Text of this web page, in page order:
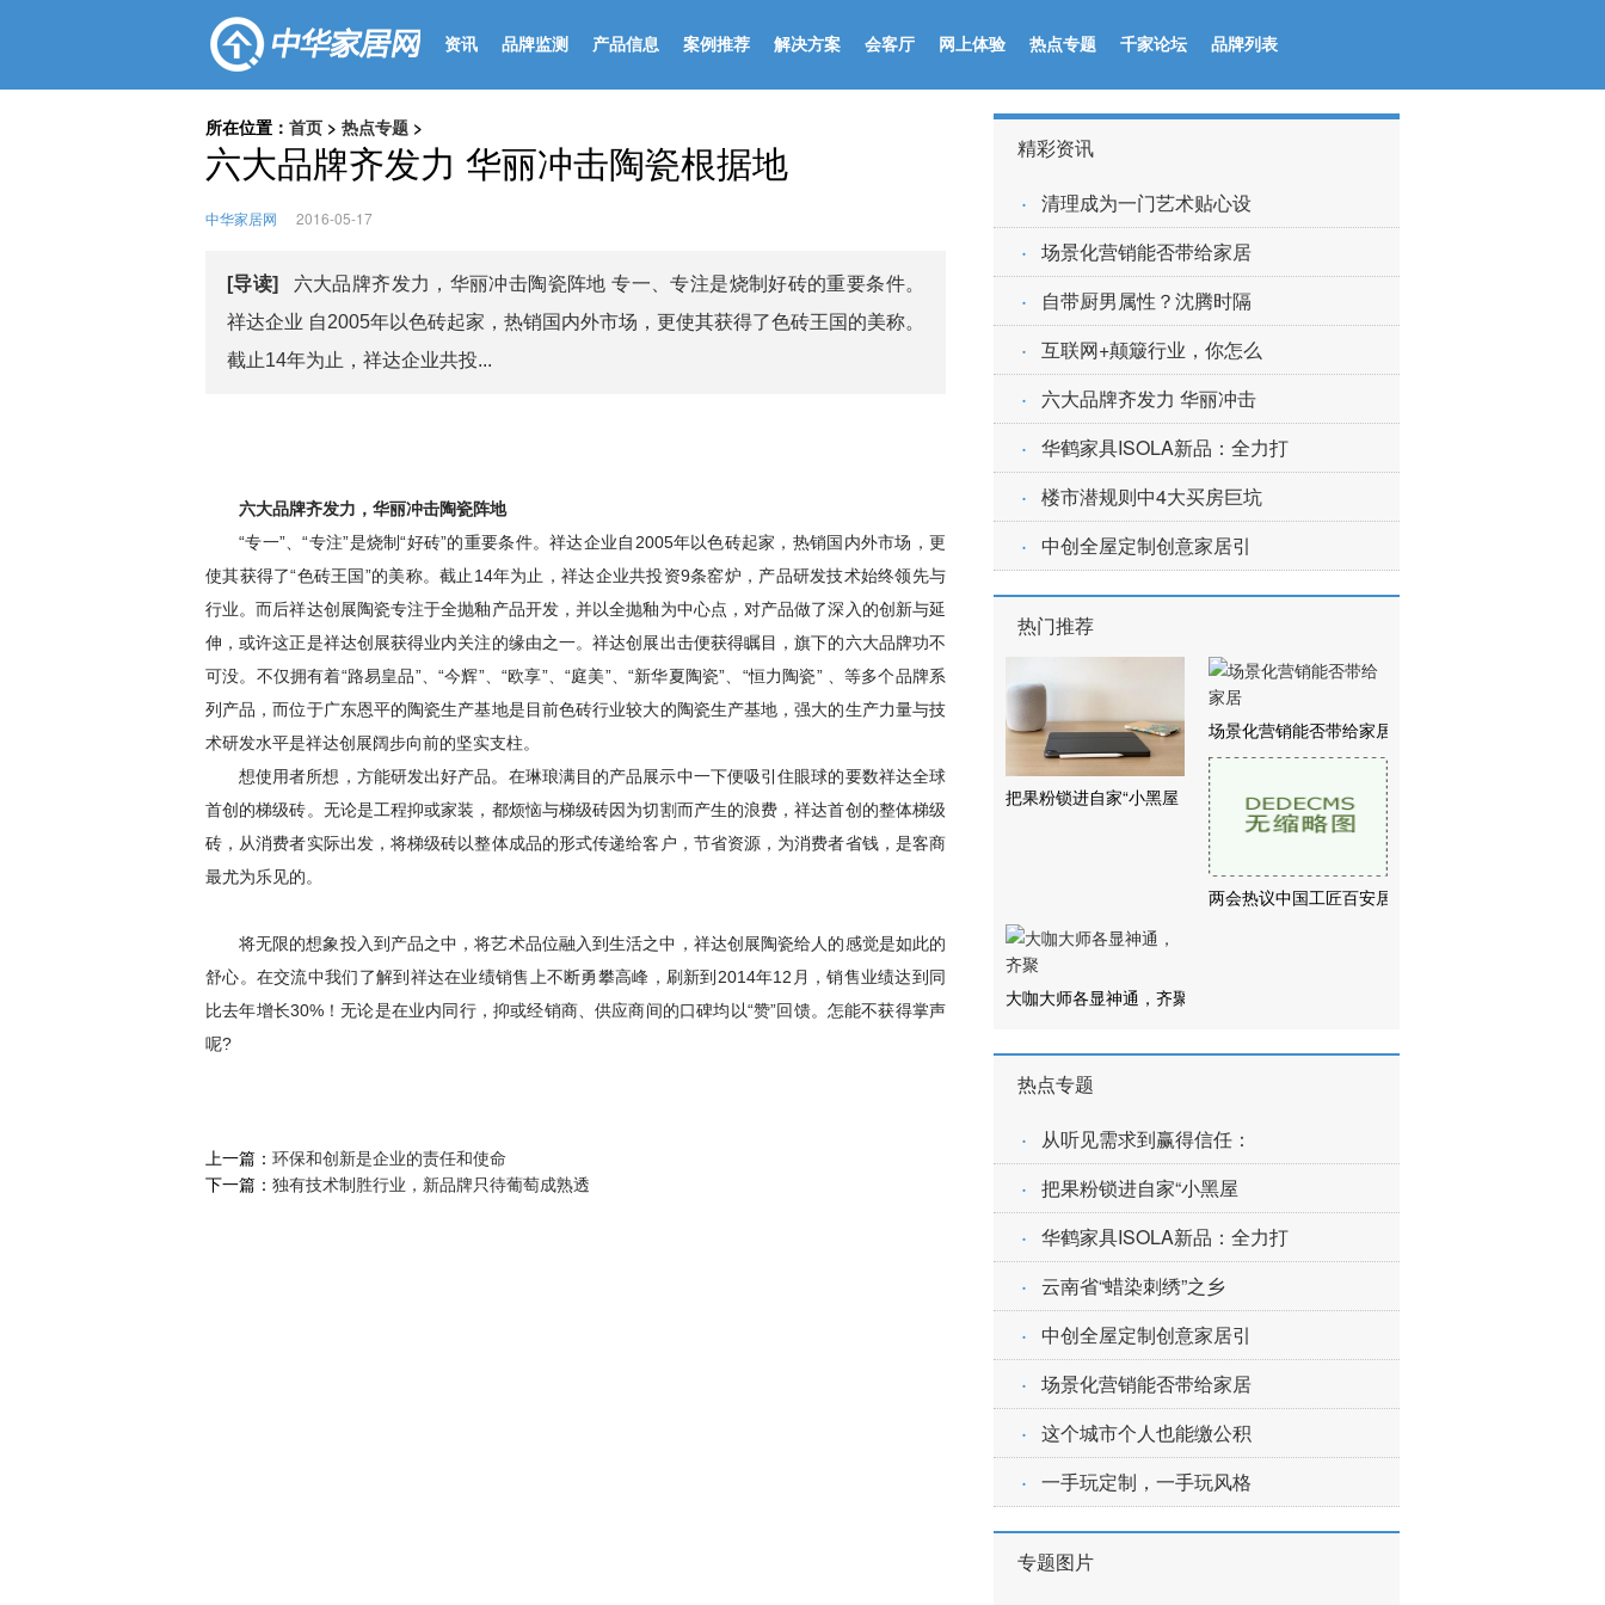
资讯 品牌监测 产品信息 案例推荐 解决方案 会客厅 网上体验 热点专题 千家论坛 品牌列表
所在位置： 首页 > 热点专题 >
六大品牌齐发力 华丽冲击陶瓷根据地
中华家居网 2016-05-17
[导读]
六大品牌齐发力，华丽冲击陶瓷阵地 专一、专注是烧制好砖的重要条件。
祥达企业 自2005年以色砖起家，热销国内外市场，更使其获得了色砖王国的美称。
截止14年为止，祥达企业共投...
六大品牌齐发力，华丽冲击陶瓷阵地
“专一”、“专注”是烧制“好砖”的重要条件。祥达企业自2005年以色砖起家，热销国内外市场，更
使其获得了“色砖王国”的美称。截止14年为止，祥达企业共投资9条窑炉，产品研发技术始终领先与
行业。而后祥达创展陶瓷专注于全抛釉产品开发，并以全抛釉为中心点，对产品做了深入的创新与延
伸，或许这正是祥达创展获得业内关注的缘由之一。祥达创展出击便获得瞩目，旗下的六大品牌功不
可没。不仅拥有着“路易皇品”、“今辉”、“欧享”、“庭美”、“新华夏陶瓷”、“恒力陶瓷” 、等多个品牌系
列产品，而位于广东恩平的陶瓷生产基地是目前色砖行业较大的陶瓷生产基地，强大的生产力量与技
术研发水平是祥达创展阔步向前的坚实支柱。
想使用者所想，方能研发出好产品。在琳琅满目的产品展示中一下便吸引住眼球的要数祥达全球
首创的梯级砖。无论是工程抑或家装，都烦恼与梯级砖因为切割而产生的浪费，祥达首创的整体梯级
砖，从消费者实际出发，将梯级砖以整体成品的形式传递给客户，节省资源，为消费者省钱，是客商
最尤为乐见的。
将无限的想象投入到产品之中，将艺术品位融入到生活之中，祥达创展陶瓷给人的感觉是如此的
舒心。在交流中我们了解到祥达在业绩销售上不断勇攀高峰，刷新到2014年12月，销售业绩达到同
比去年增长30%！无论是在业内同行，抑或经销商、供应商间的口碑均以“赞”回馈。怎能不获得掌声
呢?
上一篇： 环保和创新是企业的责任和使命
下一篇： 独有技术制胜行业，新品牌只待葡萄成熟透
精彩资讯
· 清理成为一门艺术贴心设
· 场景化营销能否带给家居
· 自带厨男属性？沈腾时隔
· 互联网+颠簸行业，你怎么
· 六大品牌齐发力 华丽冲击
· 华鹤家具ISOLA新品：全力打
· 楼市潜规则中4大买房巨坑
· 中创全屋定制创意家居引
热门推荐
把果粉锁进自家“小黑屋
场景化营销能否带给家居
两会热议中国工匠百安居
大咖大师各显神通，齐聚
热点专题
· 从听见需求到赢得信任：
· 把果粉锁进自家“小黑屋
· 华鹤家具ISOLA新品：全力打
· 云南省“蜡染刺绣”之乡
· 中创全屋定制创意家居引
· 场景化营销能否带给家居
· 这个城市个人也能缴公积
· 一手玩定制，一手玩风格
专题图片